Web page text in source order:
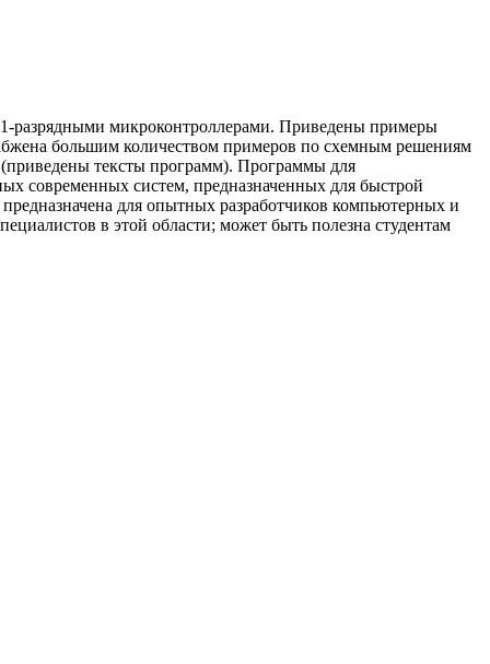
разрядными микроконтроллерами. Приведены примеры
большим количеством примеров по схемным решениям
тексты программ). Программы для
современных систем, предназначенных для быстрой
для опытных разработчиков компьютерных и
в этой области; может быть полезна студентам